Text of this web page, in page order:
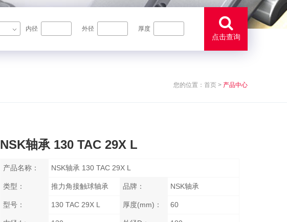
内径 外径 厚度
点击查询
您的位置： 首页 > 产品中心
NSK轴承 130 TAC 29X L
产品名称： NSK轴承 130 TAC 29X L
类型： 推力角接触球轴承 品牌： NSK轴承
型号： 130 TAC 29X L 厚度(mm)： 60